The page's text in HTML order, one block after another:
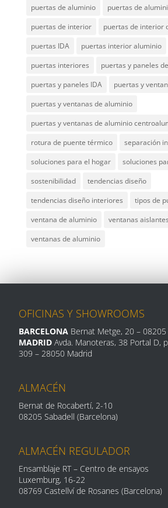
puertas de aluminio
puertas de
puertas de interior
puertas de interior
puertas IDA
puertas interior aluminio
puertas interiores
puertas y paneles
puertas y paneles IDA
puertas y
puertas y ventanas de aluminio
puertas y ventanas de aluminio
rotura de puente térmico
separación
soluciones para el hogar
soluciones
sostenibilidad
tendencias diseño
tendencias diseño interiores
tipos de
ventana de aluminio
ventanas aislantes
ventanas de aluminio
OFICINAS Y SHOWROOMS
BARCELONA Bernat Metge, 20– 08205
MADRID Avda. Manoteras, 38 Portal D,
309 –28050 Madrid
ALMACÉN
Bernat de Rocabertí, 2-10
08205 Sabadell (Barcelona)
ALMACÉN REGULADOR
Ensamblaje RT – Centro de ensayos
Luxemburg, 16-22
08769 Castellví de Rosanes (Barcelona)